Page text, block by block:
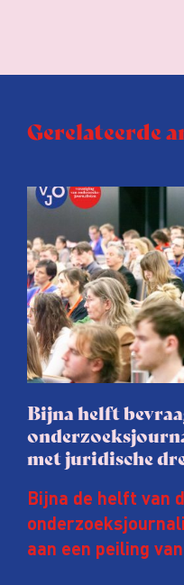
Gerelateerde
Bijna helft
met juridische
Bijna de helft van
aan een peiling